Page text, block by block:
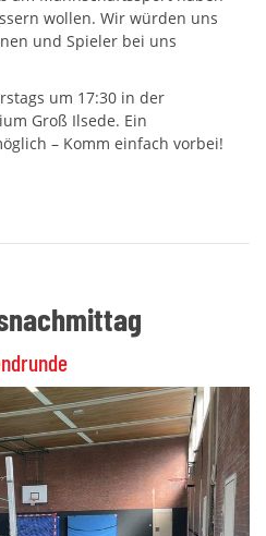
wollen. Wir würden uns
und Spieler bei uns
um 17:30 in der
Groß Ilsede. Ein
– Komm einfach vorbei!